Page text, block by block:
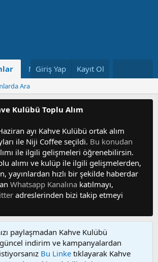
Neler Yeni Kullanıcılar
Giriş Yap Kayıt Ol
Ara
Kulübü Toplu Alım
ayı Kahve Kulübü ortak alım
ile Niji Coffee seçildi. Bu konudan
ile ilgili gelişmeleri öğrenebilirsin.
alımı ve kulüp ile ilgili gelişmelerden,
yayınlardan hızlı bir şekilde haberdar
Whatsapp Kanalına katılmayı,
adreslerinden bizi takip etmeyi
paylaşmadan Kahve Kulübü
indirim ve kampanyalardan
Bu Linke tıklayarak Kahve